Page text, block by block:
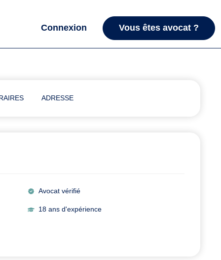
Connexion Vous êtes avocat ?
ADRESSE
Avocat vérifié
18 ans d'expérience